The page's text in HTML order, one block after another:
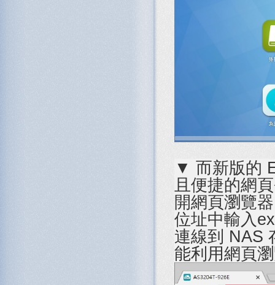
▼ 而新版的
且便捷的網
開網頁瀏覽
位址中輸入
連線到 NAS
能利用網頁